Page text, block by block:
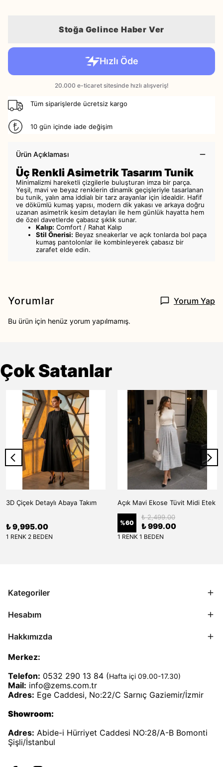
Stoğa Gelince Haber Ver
Tüm siparişlerde ücretsiz kargo
10 gün içinde iade değişim
Ürün Açıklaması
Üç Renkli Asimetrik Tasarım Tunik
Minimalizmi hareketli çizgilerle buluşturan imza bir parça.
Yeşil, mavi ve beyaz renklerin dinamik geçişleriyle tasarlanan
bu tunik, yalın ama iddialı bir tarz arayanlar için idealdir. Hafif
ve dökümlü kumaş yapısı, modern dik yakası ve arkaya doğru
uzanan asimetrik kesim detayları ile hem günlük hayatta hem
de özel davetlerde çabasız şıklık sunar.
Kalıp: Comfort / Rahat Kalıp
Stil Önerisi: Beyaz sneakerlar ve açık tonlarda bol paça
kumaş pantolonlar ile kombinleyerek çabasız bir
zarafet elde edin.
Yorumlar Yorum Yap
Bu ürün için henüz yorum yapılmamış.
Çok Satanlar
3D Çiçek Detaylı Abaya Takım
₺ 9,995.00
1 RENK 2 BEDEN
Açık Mavi Ekose Tüvit Midi Etek
%60
₺ 2,499.00
₺ 999.00
1 RENK 1 BEDEN
Kategoriler
Hesabım
Hakkımızda
Merkez:
Telefon: 0532 290 13 84 (Hafta içi 09.00-17.30)
Mail: info@zems.com.tr
Adres: Ege Caddesi, No:22/C Sarnıç Gaziemir/İzmir
Showroom:
Adres: Abide-i Hürriyet Caddesi NO:28/A-B Bomonti
Şişli/İstanbul